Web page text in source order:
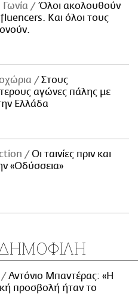
Όλοι ακολουθούν
Και όλοι τους
Στους
αγώνες πάλης με
Ελλάδα
Οι ταινίες πριν και
«Οδύσσεια»
Αντόνιο Μπαντέρας: «Η
προσβολή ήταν το